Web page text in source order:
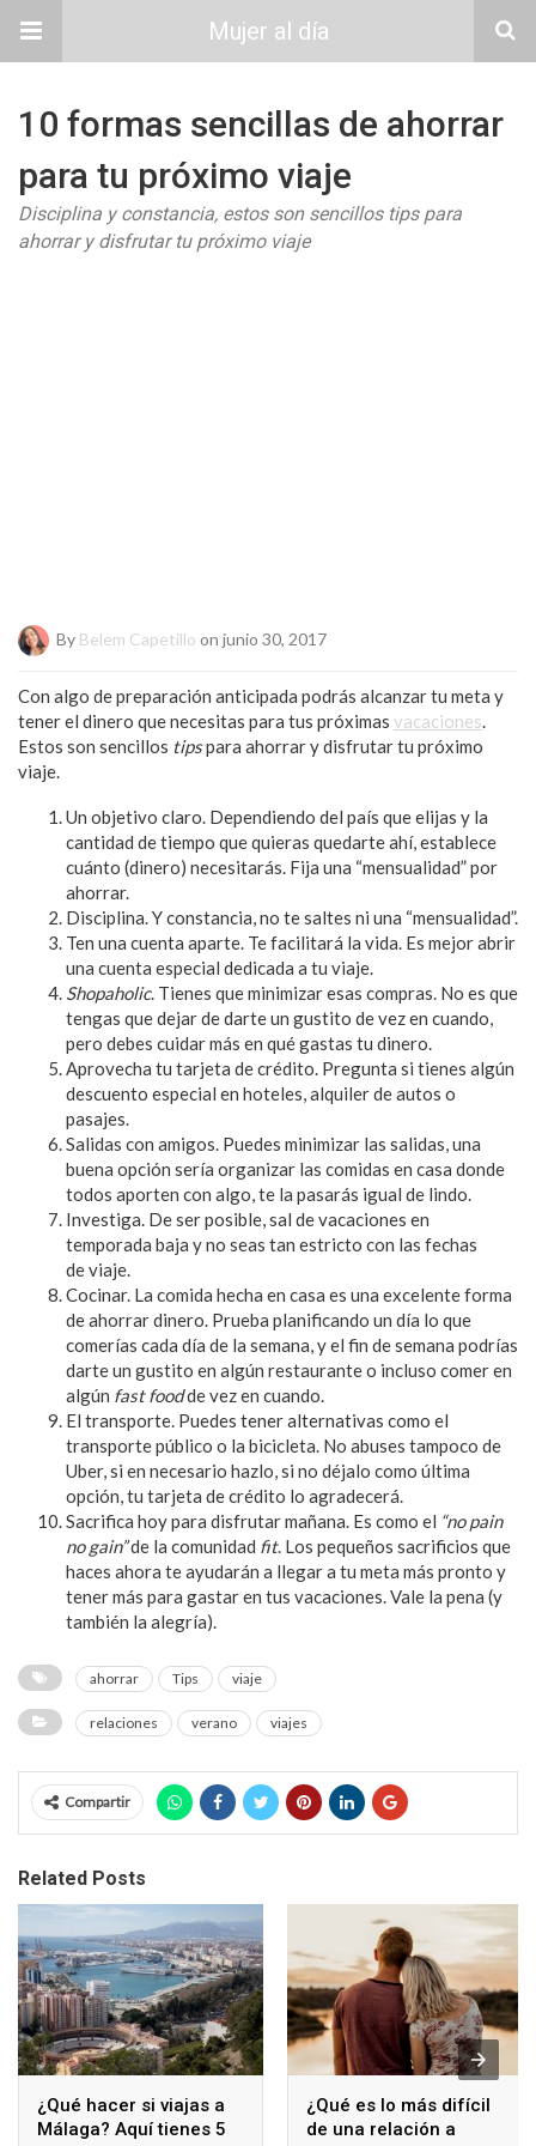
Mujer al día
10 formas sencillas de ahorrar
para tu próximo viaje
Disciplina y constancia, estos son sencillos tips para
ahorrar y disfrutar tu próximo viaje
By Belem Capetillo on junio 30, 2017
Con algo de preparación anticipada podrás alcanzar tu meta y
tener el dinero que necesitas para tus próximas vacaciones.
Estos son sencillos tipspara ahorrar y disfrutar tu próximo
viaje.
Un objetivo claro. Dependiendo del país que elijas y la
cantidad de tiempo que quieras quedarte ahí, establece
cuánto (dinero) necesitarás. Fija una “mensualidad” por
ahorrar.
Disciplina. Y constancia, no te saltes ni una “mensualidad”.
Ten una cuenta aparte. Te facilitará la vida. Es mejor abrir
una cuenta especial dedicada a tu viaje.
Shopaholic. Tienes que minimizar esas compras. No es que
tengas que dejar de darte un gustito de vez en cuando,
pero debes cuidar más en qué gastas tu dinero.
Aprovecha tu tarjeta de crédito. Pregunta si tienes algún
descuento especial en hoteles, alquiler de autos o
pasajes.
Salidas con amigos. Puedes minimizar las salidas, una
buena opción sería organizar las comidas en casa donde
todos aporten con algo, te la pasarás igual de lindo.
Investiga. De ser posible, sal de vacaciones en
temporada baja y no seas tan estricto con las fechas
de viaje.
Cocinar. La comida hecha en casa es una excelente forma
de ahorrar dinero. Prueba planificando un día lo que
comerías cada día de la semana, y el fin de semana podrías
darte un gustito en algún restaurante o incluso comer en
algún fast foodde vez en cuando.
El transporte. Puedes tener alternativas como el
transporte público o la bicicleta. No abuses tampoco de
Uber, si en necesario hazlo, si no déjalo como última
opción, tu tarjeta de crédito lo agradecerá.
Sacrifica hoy para disfrutar mañana. Es como el “no pain
no gain”de la comunidad fit. Los pequeños sacrificios que
haces ahora te ayudarán a llegar a tu meta más pronto y
tener más para gastar en tus vacaciones. Vale la pena (y
también la alegría).
ahorrar Tips viaje
relaciones verano viajes
Compartir
Related Posts
¿Qué hacer si viajas a
Málaga? Aquí tienes 5
¿Qué es lo más difícil
de una relación a